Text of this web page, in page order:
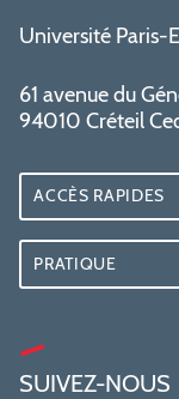
Université Paris-
61 avenue du
94010 Créteil
ACCÈS RAPIDES
PRATIQUE
SUIVEZ-NOUS